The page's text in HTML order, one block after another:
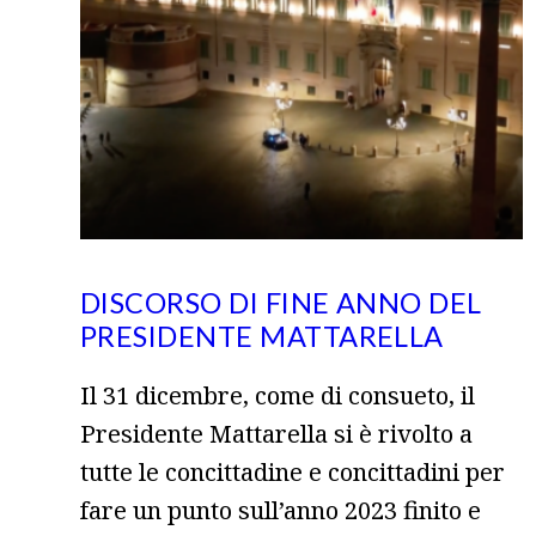
DISCORSO DI FINE ANNO DEL
PRESIDENTE MATTARELLA
Il 31 dicembre, come di consueto, il
Presidente Mattarella si è rivolto a
tutte le concittadine e concittadini per
fare un punto sull’anno 2023 finito e